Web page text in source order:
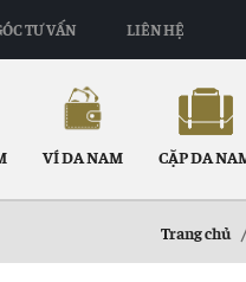
TƯ VẤN LIÊN HỆ
VÍ DA NAM CẶP DA
Trang chủ